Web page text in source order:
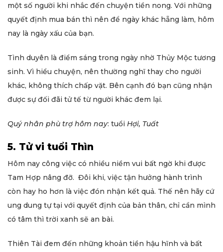
một số người khi nhắc đến chuyện tiền nong. Với những
quyết định mua bán thì nên để ngày khác hẵng làm, hôm
nay là ngày xấu của bạn.
Tình duyên là điểm sáng trong ngày nhờ Thủy Mộc tương
sinh. Vì hiểu chuyện, nên thường nghĩ thay cho người
khác, không thích chấp vặt. Bên cạnh đó bạn cũng nhận
được sự đối đãi tử tế từ người khác đem lại.
Quý nhân phù trợ hôm nay: tuổi Hợi, Tuất
5. Tử vi tuổi Thìn
Hôm nay công việc có nhiều niềm vui bất ngờ khi được
Tam Hợp nâng đỡ. Đôi khi, việc tận hưởng hành trình
còn hay ho hơn là việc đón nhận kết quả. Thế nên hãy cứ
ung dung tự tại với quyết định của bản thân, chỉ cần mình
có tâm thì trời xanh sẽ an bài.
Thiên Tài đem đến những khoản tiền hậu hĩnh và bất